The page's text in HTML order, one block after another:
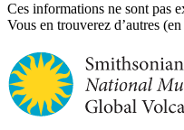
Ces informations ne sont pas
Vous en trouverez d’autres